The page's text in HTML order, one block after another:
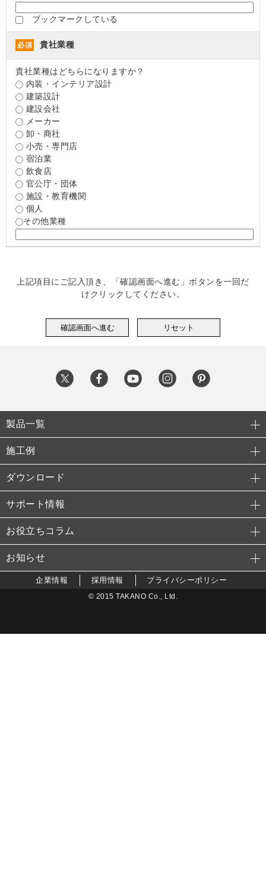
ブックマークしている
必須 貴社業種
貴社業種はどちらになりますか？
内装・インテリア設計
建築設計
建設会社
メーカー
卸・商社
小売・専門店
宿泊業
飲食店
官公庁・団体
施設・教育機関
個人
その他業種
上記項目にご記入頂き、「確認画面へ進む」ボタンを一回だ
けクリックしてください。
製品一覧
施工例
ダウンロード
サポート情報
お役立ちコラム
お知らせ
企業情報 採用情報 プライバシーポリシー
© 2015 TAKANO Co., Ltd.